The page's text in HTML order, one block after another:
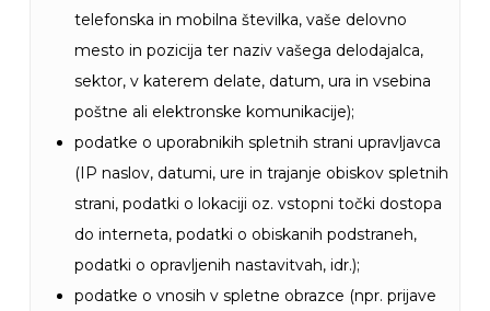
telefonska in mobilna številka, vaše delovno
mesto in pozicija ter naziv vašega delodajalca,
sektor, v katerem delate, datum, ura in vsebina
poštne ali elektronske komunikacije);
podatke o uporabnikih spletnih strani upravljavca
(IP naslov, datumi, ure in trajanje obiskov spletnih
strani, podatki o lokaciji oz. vstopni točki dostopa
do interneta, podatki o obiskanih podstraneh,
podatki o opravljenih nastavitvah, idr.);
podatke o vnosih v spletne obrazce (npr. prijave